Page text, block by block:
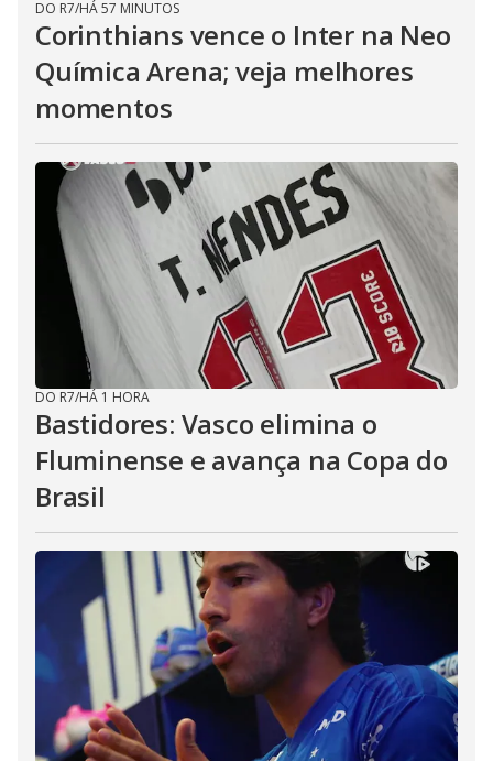
DO R7/HÁ 57 MINUTOS
Corinthians vence o Inter na Neo
Química Arena; veja melhores
momentos
DO R7/HÁ 1 HORA
Bastidores: Vasco elimina o
Fluminense e avança na Copa do
Brasil